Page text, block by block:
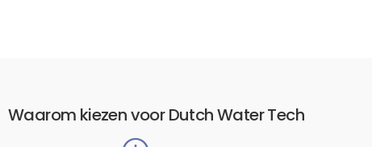
Waarom kiezen voor Dutch Water Tech